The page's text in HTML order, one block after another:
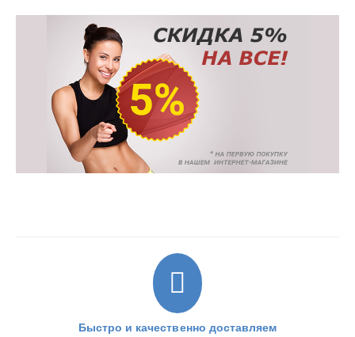
Быстро и качественно доставляем